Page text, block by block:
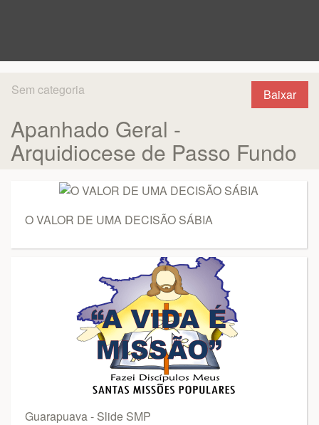
Baixar
Sem categoria
Apanhado Geral -
Arquidiocese de Passo Fundo
O VALOR DE UMA DECISÃO SÁBIA
Guarapuava - Slide SMP